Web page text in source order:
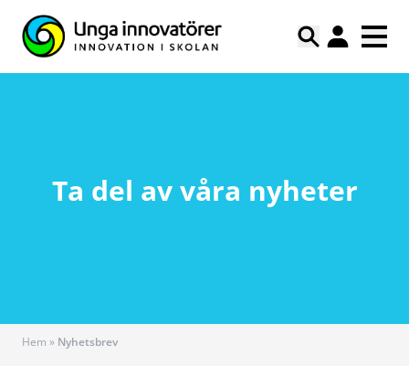
Ta del av våra nyheter
Hem » Nyhetsbrev